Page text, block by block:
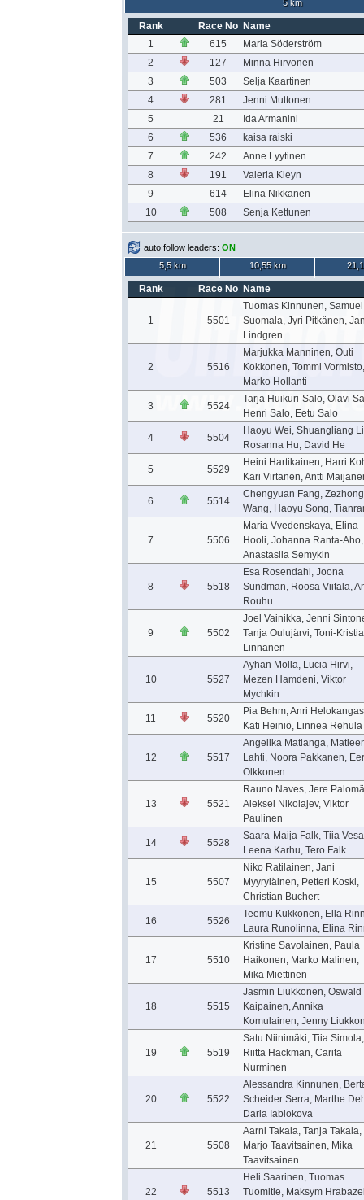
5 km
Rank Race No Name
1
615
Maria Söderström
2
127
Minna Hirvonen
3
503
Selja Kaartinen
4
281
Jenni Muttonen
5
21
Ida Armanini
6
536
kaisa raiski
7
242
Anne Lyytinen
8
191
Valeria Kleyn
9
614
Elina Nikkanen
10
508 Senja Kettunen
auto follow leaders: ON
5,5 km
10,55 km
Rank Race No Name
1 5501
Tuomas Kinnunen, Samuel
Suomala, Jyri Pitkänen,
Lindgren
2 5516
Marjukka Manninen, Outi
Kokkonen, Tommi Vormisto,
Marko Hollanti
3 5524
Tarja Huikuri-Salo, Olavi
Henri Salo, Eetu Salo
4 5504
Haoyu Wei, Shuangliang
Rosanna Hu, David He
5 5529
Heini Hartikainen, Harri
Kari Virtanen, Antti
6 5514
Chengyuan Fang, Zezhong
Wang, Haoyu Song,
7 5506
Maria Vvedenskaya, Elina
Hooli, Johanna Ranta-Aho,
Anastasiia Semykin
8 5518
Esa Rosendahl, Joona
Sundman, Roosa Viitala,
Rouhu
9 5502
Joel Vainikka, Jenni
Tanja Oulujärvi, Toni-
Linnanen
10 5527
Ayhan Molla, Lucia Hirvi,
Mezen Hamdeni, Viktor
Mychkin
11 5520
Pia Behm, Anri
Kati Heiniö, Linnea Rehula
12 5517
Angelika Matlanga,
Lahti, Noora Pakkanen,
Olkkonen
13 5521
Rauno Naves, Jere
Aleksei Nikolajev, Viktor
Paulinen
14 5528
Saara-Maija Falk, Tiia
Leena Karhu, Tero Falk
15 5507
Niko Ratilainen, Jani
Myyryläinen, Petteri Koski,
Christian Buchert
16 5526
Teemu Kukkonen, Ella
Laura Runolinna, Elina
17 5510
Kristine Savolainen, Paula
Haikonen, Marko Malinen,
Mika Miettinen
18 5515
Jasmin Liukkonen, Oswald
Kaipainen, Annika
Komulainen, Jenny
19 5519
Satu Niinimäki, Tiia Simola,
Riitta Hackman, Carita
Nurminen
20 5522
Alessandra Kinnunen,
Scheider Serra, Marthe
Daria Iablokova
21 5508
Aarni Takala, Tanja Takala,
Marjo Taavitsainen, Mika
Taavitsainen
22 5513
Heli Saarinen, Tuomas
Tuomitie, Maksym